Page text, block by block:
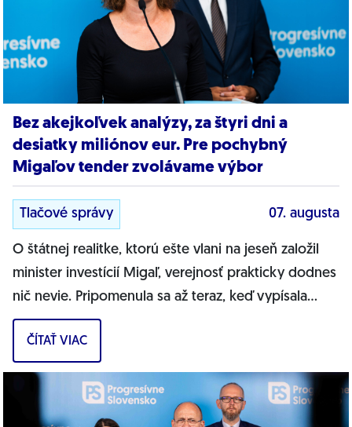
Bez akejkoľvek analýzy, za štyri dni a
desiatky miliónov eur. Pre pochybný
Migaľov tender zvolávame výbor
Tlačové správy 07. augusta
O štátnej realitke, ktorú ešte vlani na jeseň založil
minister investícií Migaľ, verejnosť prakticky dodnes
nič nevie. Pripomenula sa až teraz, keď vypísala
bizarnú výzvu na nákup...
ČÍTAŤ VIAC